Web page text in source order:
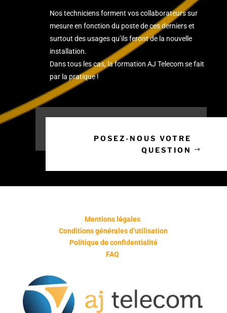
Nos techniciens forment vos collaborateurs sur
mesure en fonction du poste de ces derniers et
surtout des usages qu’ils feront de la nouvelle
installation.
Dans tous les cas, la formation AJ Telecom se fait
par la pratique !
POSEZ-NOUS VOTRE
QUESTION
Mentions légales
Conditions générales d’utilisation
Politique de confidentialité
FAQ